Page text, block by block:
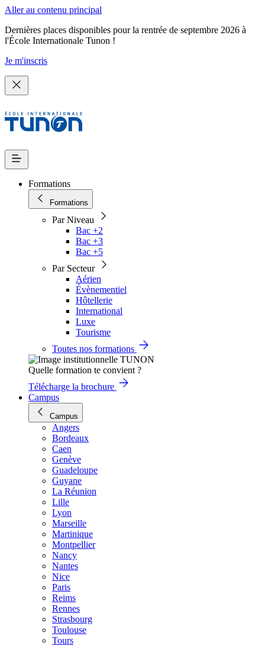
Aller au contenu principal
Dernières places disponibles pour la rentrée de septembre 2026 à
l'École Internationale Tunon !
Je m'inscris
Formations
Formations
Par Niveau
Bac +2
Bac +3
Bac +5
Par Secteur
Aérien
Évènementiel
Hôtellerie
International
Luxe
Tourisme
Toutes nos formations
Quelle formation te convient ?
Télécharge la brochure
Campus
Campus
Angers
Bordeaux
Caen
Genève
Guadeloupe
Guyane
La Réunion
Lille
Lyon
Marseille
Martinique
Montpellier
Nancy
Nantes
Nice
Paris
Reims
Rennes
Strasbourg
Toulouse
Tours